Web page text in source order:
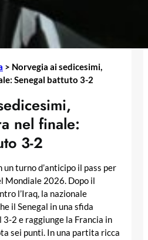
> Norvegia ai sedicesimi,
Senegal battuto 3-2
nel finale:
3-2
un turno d’anticipo il pass per
Mondiale 2026. Dopo il
l’Iraq, la nazionale
il Senegal in una sfida
2 e raggiunge la Francia in
sei punti. In una partita ricca